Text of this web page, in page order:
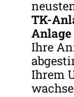
TK-
Anlage
Ihre
Ihrem